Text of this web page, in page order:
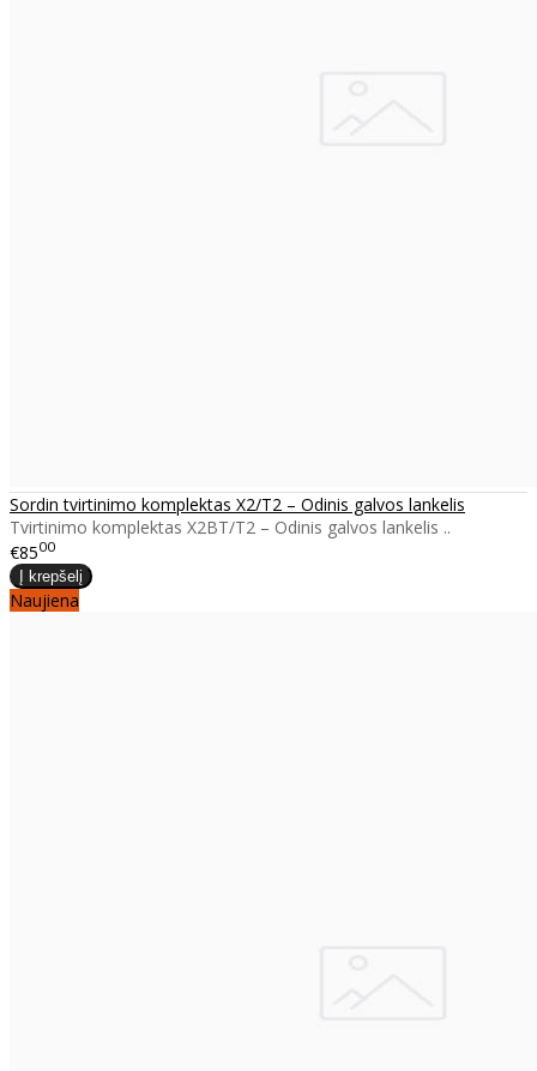
Sordin tvirtinimo komplektas X2/T2 – Odinis galvos lankelis
Tvirtinimo komplektas X2BT/T2 – Odinis galvos lankelis ..
€8500
Naujiena